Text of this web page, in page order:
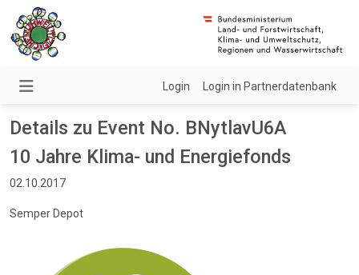
Login Login in Partnerdatenbank
Details zu Event No. BNytlavU6A
10 Jahre Klima- und Energiefonds
02.10.2017
Semper Depot